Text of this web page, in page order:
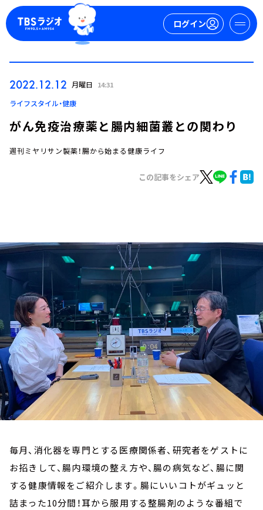
ログイン
ログイン
トピックス
TBS Podcast
お知らせ
イベント・グッズ
YouTube
会社情報
2022.12.12 月曜日 14:31
ライフスタイル・健康
がん免疫治療薬と腸内細菌叢との関わり
週刊ミヤリサン製薬！腸から始まる健康ライフ
この記事をシェア
毎月、消化器を専門とする医療関係者、研究者をゲストに
お招きして、腸内環境の整え方や、腸の病気など、腸に関
する健康情報をご紹介します。腸にいいコトがギュッと
詰まった10分間！耳から服用する整腸剤のような番組で